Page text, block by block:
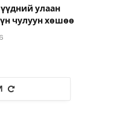
улаан
чулуун хөшөө